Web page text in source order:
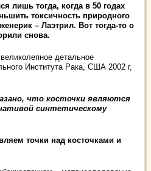
лишь тогда, когда в 50 годах
токсичность природного
– Лаэтрил. Вот тогда-то о
снова.
детальное
Института Рака, США 2002 г,
что косточки являются
синтетическому
точки над косточками и